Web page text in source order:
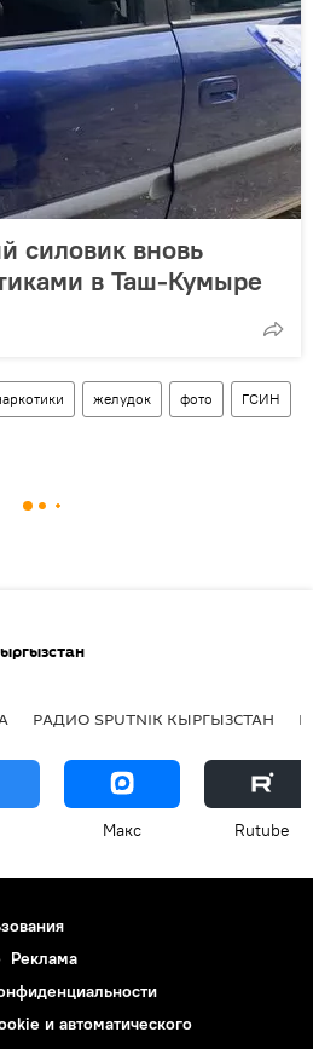
силовик вновь
в Таш-Кумыре
желудок фото ГСИН
РАДИО SPUTNIK КЫРГЫЗСТАН
Макс Rutube
Реклама
и автоматического